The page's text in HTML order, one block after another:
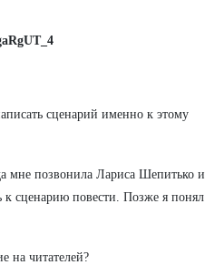
сценарий именно к этому
мне позвонила Лариса Шепитько и
к сценарию повести. Позже я понял
на читателей?